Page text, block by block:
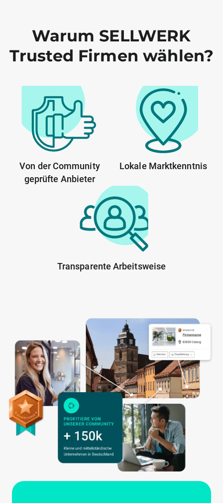
Warum SELLWERK
Trusted Firmen wählen?
Von der Community
geprüfte Anbieter
Lokale Marktkenntnis
Transparente Arbeitsweise